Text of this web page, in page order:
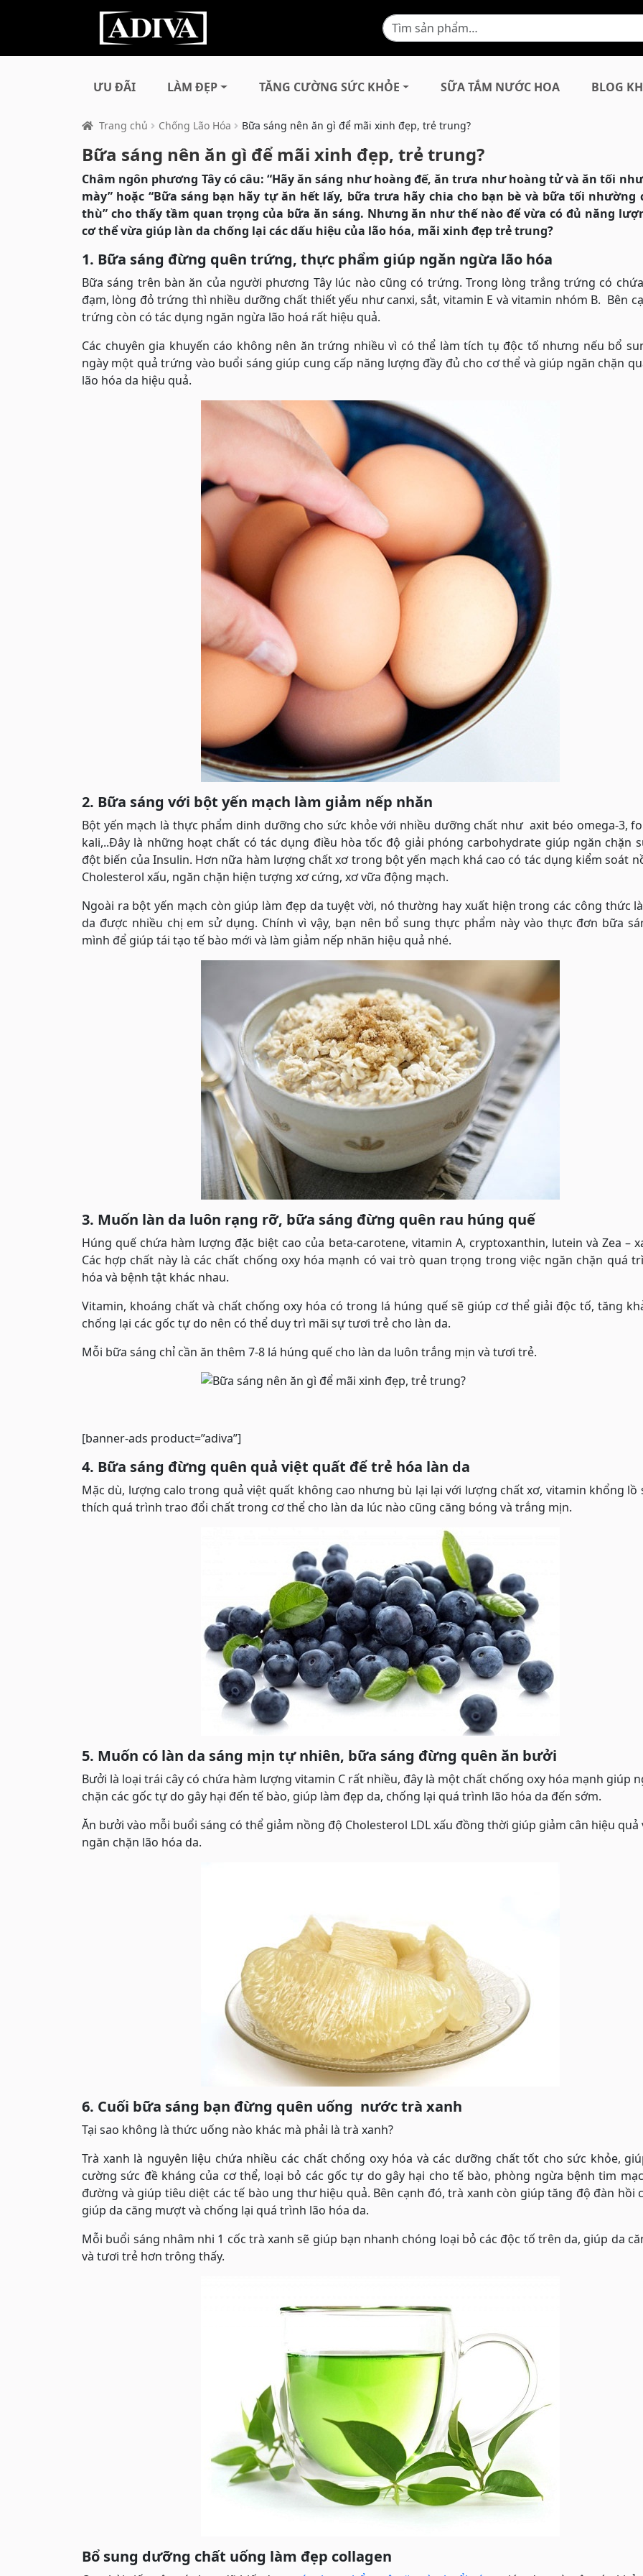
ƯU ĐÃI LÀM ĐẸP TĂNG CƯỜNG SỨC KHỎE SỮA TẮM NƯỚC HOA BLOG
Trang chủ Chống Lão Hóa Bữa sáng nên ăn gì để mãi xinh đẹp, trẻ trung?
Bữa sáng nên ăn gì để mãi xinh đẹp, trẻ trung?
Châm ngôn phương Tây có câu: “Hãy ăn sáng như hoàng đế, ăn trưa như hoàng tử và ăn tối
mày” hoặc “Bữa sáng bạn hãy tự ăn hết lấy, bữa trưa hãy chia cho bạn bè và bữa tối nhường
thù” cho thấy tầm quan trọng của bữa ăn sáng. Nhưng ăn như thế nào để vừa có đủ năng
cơ thể vừa giúp làn da chống lại các dấu hiệu của lão hóa, mãi xinh đẹp trẻ trung?
1. Bữa sáng đừng quên trứng, thực phẩm giúp ngăn ngừa lão hóa
Bữa sáng trên bàn ăn của người phương Tây lúc nào cũng có trứng. Trong lòng trắng trứng có
đạm, lòng đỏ trứng thì nhiều dưỡng chất thiết yếu như canxi, sắt, vitamin E và vitamin nhóm B. Bên
trứng còn có tác dụng ngăn ngừa lão hoá rất hiệu quả.
Các chuyên gia khuyến cáo không nên ăn trứng nhiều vì có thể làm tích tụ độc tố nhưng nếu bổ
ngày một quả trứng vào buổi sáng giúp cung cấp năng lượng đầy đủ cho cơ thể và giúp ngăn chặn
lão hóa da hiệu quả.
2. Bữa sáng với bột yến mạch làm giảm nếp nhăn
Bột yến mạch là thực phẩm dinh dưỡng cho sức khỏe với nhiều dưỡng chất như axit béo omega-3,
kali,..Đây là những hoạt chất có tác dụng điều hòa tốc độ giải phóng carbohydrate giúp ngăn chặn
đột biến của Insulin. Hơn nữa hàm lượng chất xơ trong bột yến mạch khá cao có tác dụng kiểm soát
Cholesterol xấu, ngăn chặn hiện tượng xơ cứng, xơ vữa động mạch.
Ngoài ra bột yến mạch còn giúp làm đẹp da tuyệt vời, nó thường hay xuất hiện trong các công thức
da được nhiều chị em sử dụng. Chính vì vậy, bạn nên bổ sung thực phẩm này vào thực đơn bữa
mình để giúp tái tạo tế bào mới và làm giảm nếp nhăn hiệu quả nhé.
3. Muốn làn da luôn rạng rỡ, bữa sáng đừng quên rau húng quế
Húng quế chứa hàm lượng đặc biệt cao của beta-carotene, vitamin A, cryptoxanthin, lutein và Zea –
Các hợp chất này là các chất chống oxy hóa mạnh có vai trò quan trọng trong việc ngăn chặn quá
hóa và bệnh tật khác nhau.
Vitamin, khoáng chất và chất chống oxy hóa có trong lá húng quế sẽ giúp cơ thể giải độc tố, tăng
chống lại các gốc tự do nên có thể duy trì mãi sự tươi trẻ cho làn da.
Mỗi bữa sáng chỉ cần ăn thêm 7-8 lá húng quế cho làn da luôn trắng mịn và tươi trẻ.
[banner-ads product=”adiva”]
4. Bữa sáng đừng quên quả việt quất để trẻ hóa làn da
Mặc dù, lượng calo trong quả việt quất không cao nhưng bù lại lại với lượng chất xơ, vitamin khổng lồ
thích quá trình trao đổi chất trong cơ thể cho làn da lúc nào cũng căng bóng và trắng mịn.
5. Muốn có làn da sáng mịn tự nhiên, bữa sáng đừng quên ăn bưởi
Bưởi là loại trái cây có chứa hàm lượng vitamin C rất nhiều, đây là một chất chống oxy hóa mạnh giúp
chặn các gốc tự do gây hại đến tế bào, giúp làm đẹp da, chống lại quá trình lão hóa da đến sớm.
Ăn bưởi vào mỗi buổi sáng có thể giảm nồng độ Cholesterol LDL xấu đồng thời giúp giảm cân hiệu quả
ngăn chặn lão hóa da.
6. Cuối bữa sáng bạn đừng quên uống nước trà xanh
Tại sao không là thức uống nào khác mà phải là trà xanh?
Trà xanh là nguyên liệu chứa nhiều các chất chống oxy hóa và các dưỡng chất tốt cho sức khỏe,
cường sức đề kháng của cơ thể, loại bỏ các gốc tự do gây hại cho tế bào, phòng ngừa bệnh tim
đường và giúp tiêu diệt các tế bào ung thư hiệu quả. Bên cạnh đó, trà xanh còn giúp tăng độ đàn hồi
giúp da căng mượt và chống lại quá trình lão hóa da.
Mỗi buổi sáng nhâm nhi 1 cốc trà xanh sẽ giúp bạn nhanh chóng loại bỏ các độc tố trên da, giúp da
và tươi trẻ hơn trông thấy.
Bổ sung dưỡng chất uống làm đẹp collagen